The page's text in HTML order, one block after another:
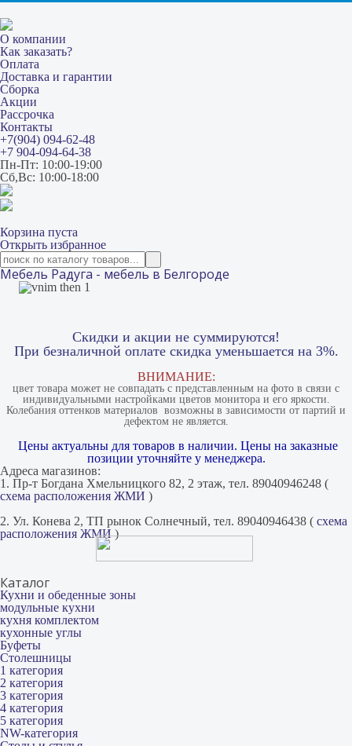
О компании
Как заказать?
Оплата
Доставка и гарантии
Сборка
Акции
Рассрочка
Контакты
+7(904) 094-62-48
+7 904-094-64-38
Пн-Пт: 10:00-19:00
Сб,Вс: 10:00-18:00
Корзина пуста
Открыть избранное
Мебель Радуга - мебель в Белгороде
Скидки и акции не суммируются!
При безналичной оплате скидка уменьшается на 3%.
ВНИМАНИЕ:
цвет товара может не совпадать с представленным на фото в связи с
индивидуальными настройками цветов монитора и его яркости.
Колебания оттенков материалов​ ​ возможны в зависимости от партий и
дефектом не является.
Цены актуальны для товаров в наличии. Цены на заказные
позиции уточняйте у менеджера.
Адреса магазинов:
1. Пр-т Богдана Хмельницкого 82, 2 этаж, тел. 89040946248 (
схема расположения ЖМИ )
2. Ул. Конева 2, ТП рынок Солнечный, тел. 89040946438 ( схема
расположения ЖМИ)
Каталог
Кухни и обеденные зоны
модульные кухни
кухня комплектом
кухонные углы
Буфеты
Столешницы
1 категория
2 категория
3 категория
4 категория
5 категория
NW-категория